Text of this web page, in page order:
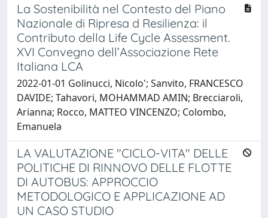
La Sostenibilità nel Contesto del Piano
Nazionale di Ripresa d Resilienza: il
Contributo della Life Cycle Assessment.
XVI Convegno dell’Associazione Rete
Italiana LCA
2022-01-01 Golinucci, Nicolo'; Sanvito, FRANCESCO
DAVIDE; Tahavori, MOHAMMAD AMIN; Brecciaroli,
Arianna; Rocco, MATTEO VINCENZO; Colombo,
Emanuela
LA VALUTAZIONE "CICLO-VITA" DELLE
POLITICHE DI RINNOVO DELLE FLOTTE
DI AUTOBUS: APPROCCIO
METODOLOGICO E APPLICAZIONE AD
UN CASO STUDIO